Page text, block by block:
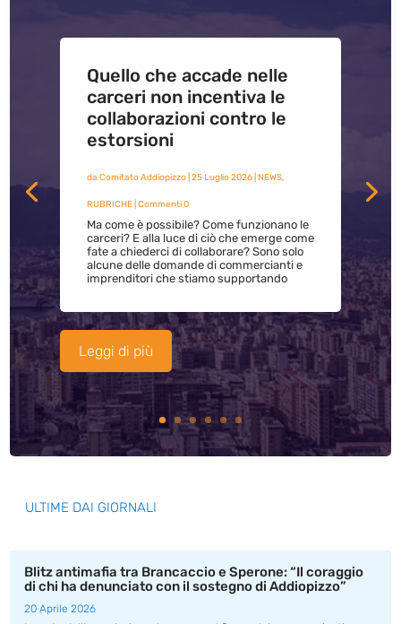
Quello che accade nelle
carceri non incentiva le
collaborazioni contro le
estorsioni
da Comitato Addiopizzo| 25 Luglio 2026| NEWS,
RUBRICHE| Commenti 0
Ma come è possibile? Come funzionano le
carceri? E alla luce di ciò che emerge come
fate a chiederci di collaborare? Sono solo
alcune delle domande di commercianti e
imprenditori che stiamo supportando
Leggi di più
ULTIME DAI GIORNALI
Blitz antimafia tra Brancaccio e Sperone: “Il coraggio
di chi ha denunciato con il sostegno di Addiopizzo”
20 Aprile 2026